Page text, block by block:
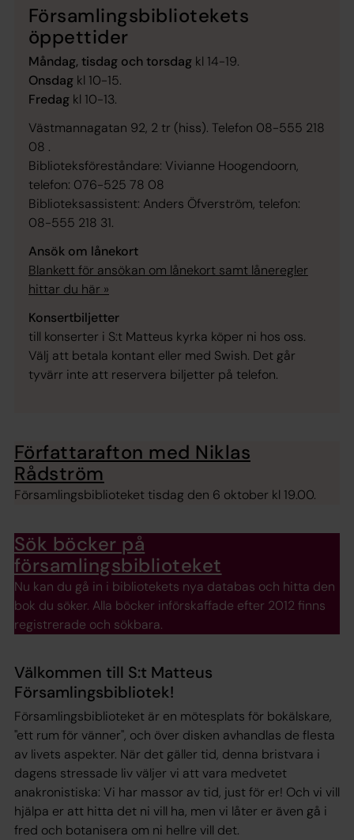
Församlingsbibliotekets
öppettider
Måndag, tisdag och torsdag kl 14-19.
Onsdag kl 10-15.
Fredag kl 10-13.
Västmannagatan 92, 2 tr (hiss). Telefon 08-555 218
08 .
Biblioteksföreståndare: Vivianne Hoogendoorn,
telefon: 076-525 78 08
Biblioteksassistent: Anders Öfverström, telefon:
08-555 218 31.
Ansök om lånekort
Blankett för ansökan om lånekort samt låneregler
hittar du här »
Konsertbiljetter
till konserter i S:t Matteus kyrka köper ni hos oss.
Välj att betala kontant eller med Swish. Det går
tyvärr inte att reservera biljetter på telefon.
Författarafton med Niklas
Rådström
Församlingsbiblioteket tisdag den 6 oktober kl 19.00.
Sök böcker på
församlingsbiblioteket
Nu kan du gå in i bibliotekets nya databas och hitta den
bok du söker. Alla böcker införskaffade efter 2012 finns
registrerade och sökbara.
Välkommen till S:t Matteus
Församlingsbibliotek!
Församlingsbiblioteket är en mötesplats för bokälskare,
"ett rum för vänner", och över disken avhandlas de flesta
av livets aspekter. När det gäller tid, denna bristvara i
dagens stressade liv väljer vi att vara medvetet
anakronistiska: Vi har massor av tid, just för er! Och vi vill
hjälpa er att hitta det ni vill ha, men vi låter er även gå i
fred och botanisera om ni hellre vill det.